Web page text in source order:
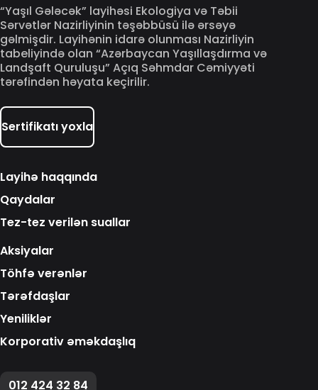
“Yaşıl Gələcək” layihəsi Ekologiya və Təbii
Sərvətlər Nazirliyinin təşəbbüsü ilə ərsəyə
gəlmişdir. Layihənin idarə olunması Nazirliyin
tabeliyində olan “Azərbaycan Yaşıllaşdırma və
Landşaft Quruluşu” Açıq Səhmdar Cəmiyyəti
tərəfindən həyata keçirilir.
Sertifikatı yoxla
Layihə haqqında
Qaydalar
Tez-tez verilən suallar
Aksiyalar
Töhfə verənlər
Tərəfdaşlar
Yeniliklər
Korporativ əməkdaşlıq
012 424 32 84